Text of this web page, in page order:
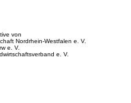
von
Nordrhein-Westfalen e. V.
e. V.
e. V.